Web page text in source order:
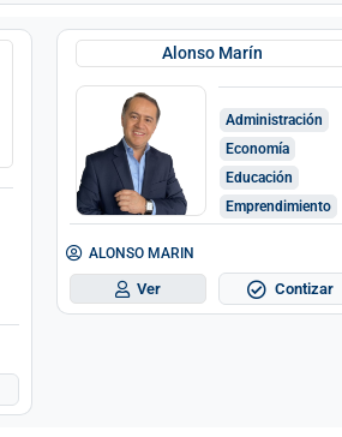
Alonso Marín
Administración
Economía
Educación
Emprendimiento
ALONSO MARIN
Ver Contizar